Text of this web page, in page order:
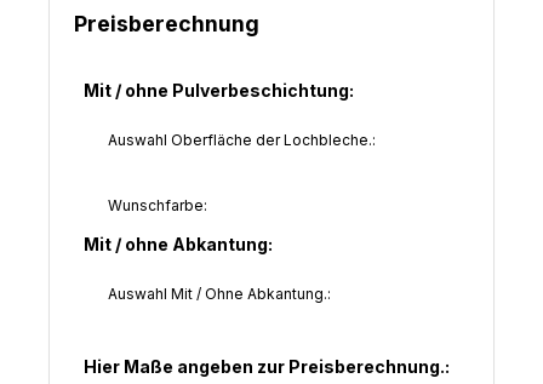
Preisberechnung
Mit / ohne Pulverbeschichtung:
Auswahl Oberfläche der Lochbleche.:
Wunschfarbe:
Mit / ohne Abkantung:
Auswahl Mit / Ohne Abkantung.:
Hier Maße angeben zur Preisberechnung.: